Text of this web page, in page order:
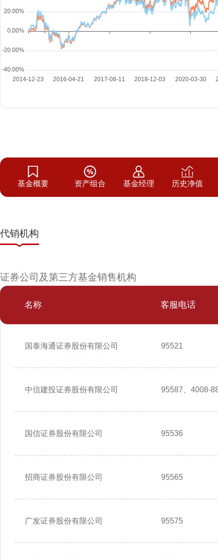
基金概要 资产组合 基金经理 历史净值
代销机构
证券公司及第三方基金销售机构
名称 客服电话
国泰海通证券股份有限公司 95521
中信建投证券股份有限公司 95587、4008-
国信证券股份有限公司 95536
招商证券股份有限公司 95565
广发证券股份有限公司 95575